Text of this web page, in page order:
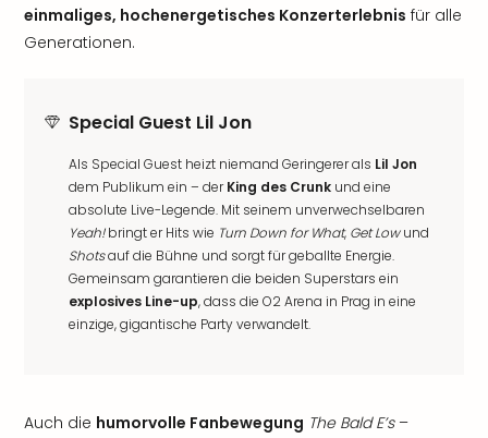
einmaliges, hochenergetisches Konzerterlebnis für alle
Generationen.
Special Guest Lil Jon
Als Special Guest heizt niemand Geringerer als Lil Jon
dem Publikum ein – derKing des Crunk und eine
absolute Live-Legende. Mit seinem unverwechselbaren
Yeah!bringt er Hits wie Turn Down for What, Get Lowund
Shotsauf die Bühne und sorgt für geballte Energie.
Gemeinsam garantieren die beiden Superstars ein
explosives Line-up, dass die O2 Arena in Prag in eine
einzige, gigantische Party verwandelt.
Auch die humorvolle Fanbewegung The Bald E’s–